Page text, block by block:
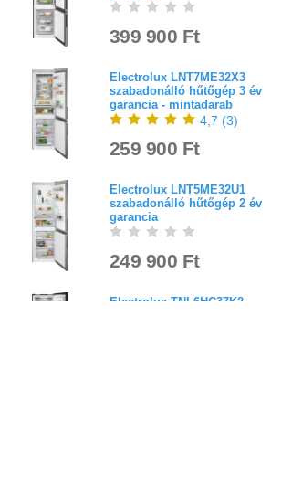
399 900 Ft
Electrolux LNT7ME32X3
szabadonálló hűtőgép 3 év
garancia - mintadarab
4,7 (3)
259 900 Ft
Electrolux LNT5ME32U1
szabadonálló hűtőgép 2 év
garancia
249 900 Ft
Electrolux TNL6HC37K2